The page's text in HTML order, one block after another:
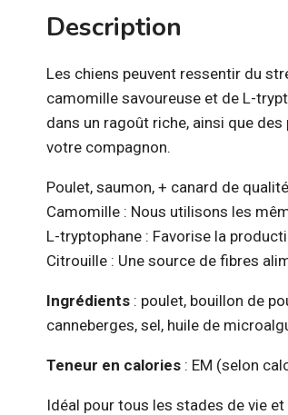
Description
Les chiens peuvent ressentir du
camomille savoureuse et de L-
dans un ragoût riche, ainsi que
votre compagnon.
Poulet, saumon, + canard de
Camomille : Nous utilisons les
L-tryptophane : Favorise la
Citrouille : Une source de fibres
Ingrédients : poulet, bouillon de
canneberges, sel, huile de
Teneur en calories : EM (selon
Idéal pour tous les stades de vie